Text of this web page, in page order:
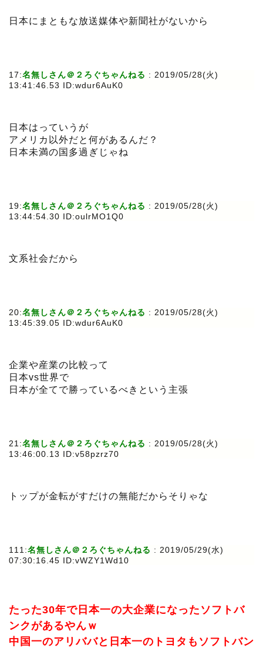
日本にまともな放送媒体や新聞社がないから
17:名無しさん＠２ろぐちゃんねる : 2019/05/28(火)
13:41:46.53 ID:wdur6AuK0
日本はっていうが
アメリカ以外だと何があるんだ？
日本未満の国多過ぎじゃね
19:名無しさん＠２ろぐちゃんねる : 2019/05/28(火)
13:44:54.30 ID:oulrMO1Q0
文系社会だから
20:名無しさん＠２ろぐちゃんねる : 2019/05/28(火)
13:45:39.05 ID:wdur6AuK0
企業や産業の比較って
日本vs世界で
日本が全てで勝っているべきという主張
21:名無しさん＠２ろぐちゃんねる : 2019/05/28(火)
13:46:00.13 ID:v58pzrz70
トップが金転がすだけの無能だからそりゃな
111:名無しさん＠２ろぐちゃんねる : 2019/05/29(水)
07:30:16.45 ID:vWZY1Wd10
たった30年で日本一の大企業になったソフトバ
ンクがあるやんｗ
中国一のアリババと日本一のトヨタもソフトバン